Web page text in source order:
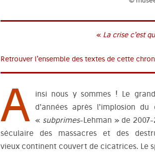
« La crise c’est
Retrouver l’ensemble des textes de cette
A insi nous y sommes ! Le
d’années après l’implosion
« subprimes-Lehman » de
séculaire des massacres et des
vieux continent couvert de cicatrices. Le